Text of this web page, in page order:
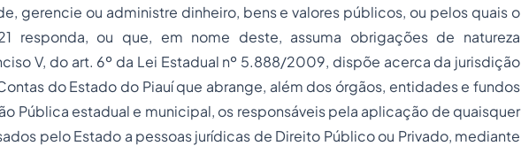
gerencie ou administre dinheiro, bens e valores públicos, ou pelos quais o
responda, ou que, em nome deste, assuma obrigações de natureza
V, do art. 6º da Lei Estadual nº 5.888/2009, dispõe acerca da jurisdição
do Estado do Piauí que abrange, além dos órgãos, entidades e fundos
Pública estadual e municipal, os responsáveis pela aplicação de quaisquer
pelo Estado a pessoas jurídicas de Direito Público ou Privado, mediante